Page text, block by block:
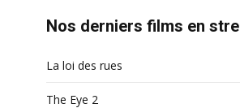
Nos derniers films en
La loi des rues
The Eye 2